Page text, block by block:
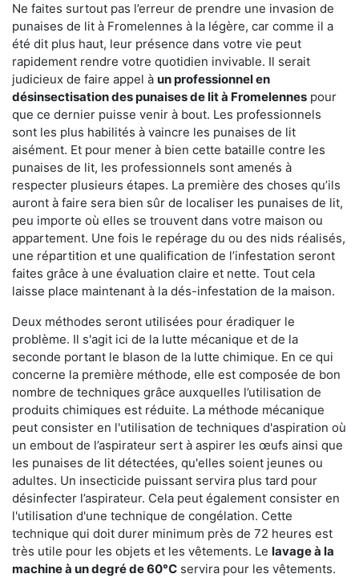
Ne faites surtout pas l’erreur de prendre une invasion de
punaises de lit à Fromelennes à la légère, car comme il a
été dit plus haut, leur présence dans votre vie peut
rapidement rendre votre quotidien invivable. Il serait
judicieux de faire appel à un professionnel en
désinsectisation des punaises de lit à Fromelennes pour
que ce dernier puisse venir à bout. Les professionnels
sont les plus habilités à vaincre les punaises de lit
aisément. Et pour mener à bien cette bataille contre les
punaises de lit, les professionnels sont amenés à
respecter plusieurs étapes. La première des choses qu’ils
auront à faire sera bien sûr de localiser les punaises de lit,
peu importe où elles se trouvent dans votre maison ou
appartement. Une fois le repérage du ou des nids réalisés,
une répartition et une qualification de l’infestation seront
faites grâce à une évaluation claire et nette. Tout cela
laisse place maintenant à la dés-infestation de la maison.
Deux méthodes seront utilisées pour éradiquer le
problème. Il s'agit ici de la lutte mécanique et de la
seconde portant le blason de la lutte chimique. En ce qui
concerne la première méthode, elle est composée de bon
nombre de techniques grâce auxquelles l’utilisation de
produits chimiques est réduite. La méthode mécanique
peut consister en l'utilisation de techniques d'aspiration où
un embout de l’aspirateur sert à aspirer les œufs ainsi que
les punaises de lit détectées, qu'elles soient jeunes ou
adultes. Un insecticide puissant servira plus tard pour
désinfecter l’aspirateur. Cela peut également consister en
l'utilisation d'une technique de congélation. Cette
technique qui doit durer minimum près de 72 heures est
très utile pour les objets et les vêtements. Le lavage à la
machine à un degré de 60°C servira pour les vêtements.